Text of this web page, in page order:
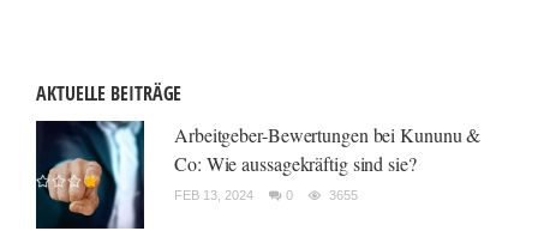
AKTUELLE BEITRÄGE
Arbeitgeber-Bewertungen bei Kununu &
Co: Wie aussagekräftig sind sie?
FEB 13, 2024 0 3655